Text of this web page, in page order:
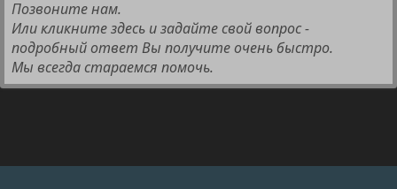
Позвоните нам.
Или кликните здесь и задайте свой вопрос -
подробный ответ Вы получите очень быстро.
Мы всегда стараемся помочь.